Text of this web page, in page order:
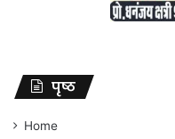
पृष्ठ
Home